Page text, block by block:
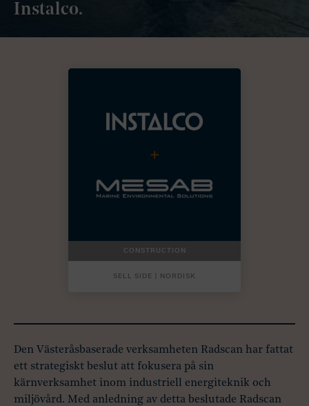
Instalco.
CONSTRUCTION
SELL SIDE | NORDISK
Den Västeråsbaserade verksamheten Radscan har fattat
ett strategiskt beslut att fokusera på sin
kärnverksamhet inom industriell energiteknik och
miljövård. Med anledning av detta beslutade Radscan